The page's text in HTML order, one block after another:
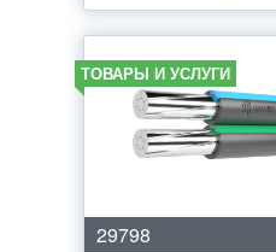
ТОВАРЫ И УСЛУГИ
29798